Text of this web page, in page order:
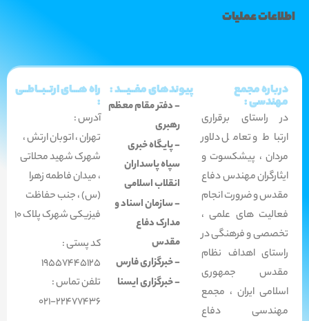
اطلاعات عملیات
درباره مجمع
مهندسی :
در راستای برقراری
ارتباط و تعامل دلاور
مردان ، پیشکسوت و
ایثارگران مهندس دفاع
مقدس و ضرورت انجام
فعالیت های علمی ،
تخصصی و فرهنگی در
راستای اهداف نظام
مقدس جمهوری
اسلامی ایران ، مجمع
مهندسی دفاع
پیوندهای مفــیـــد :
- دفتر مقام معظم
رهبری
- پایگاه خبری
سپاه پاسداران
انقلاب اسلامی
- سازمان اسناد و
مدارک دفاع
مقدس
- خبرگزاری فارس
- خبرگزاری ایسنا
راه هـــای ارتــبــاطــی
:
آدرس :
تهران ، اتوبان ارتش ،
شهرک شهید محلاتی
،میدان فاطمه زهرا
(س) ، جنب حفاظت
فیزیکی شهرک پلاک 10
کد پستی :
19557445125
تلفن تماس :
22477436-021